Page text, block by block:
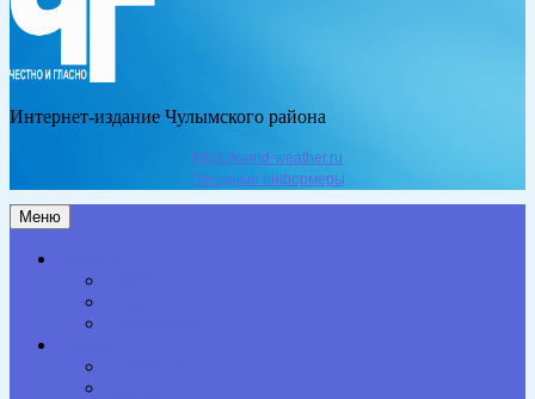
Интернет-издание Чулымского района
https://world-weather.ru
Погодные информеры
Меню